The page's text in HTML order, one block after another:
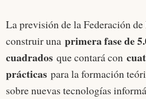
La previsión de la Federación
construir una primera fase de
cuadrados que contará con
prácticas para la formación
sobre nuevas tecnologías